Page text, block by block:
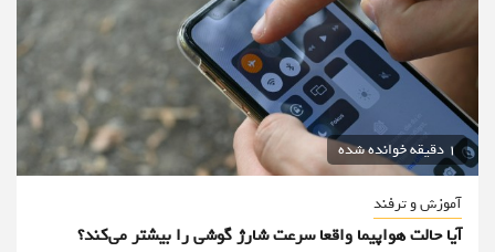
1 دقیقه خوانده شده
آموزش و ترفند
آیا حالت هواپیما واقعا سرعت شارژ گوشی را بیشتر می‌کند؟